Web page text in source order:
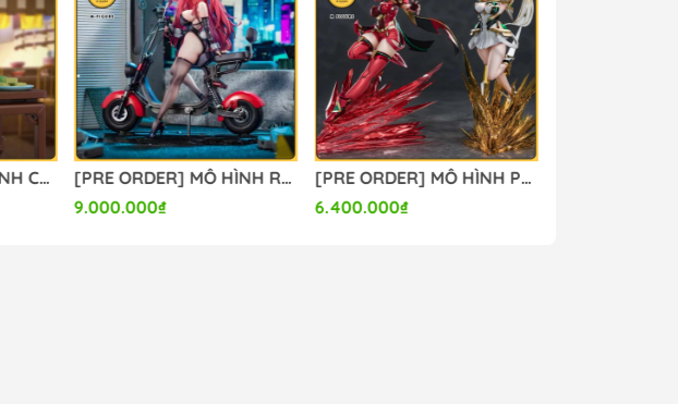
[PRE ORDER] MÔ HÌNH Chang Feng - Azur Lane (Lolikoo Studio) FIGURE CHÍNH HÃNG
[PRE ORDER] MÔ HÌNH Red Hood - Goddess of Victory: Nikke (ACGN 02 Studio) FIGURE CHÍNH HÃNG
9.000.000₫
[PRE ORDER] MÔ HÌNH Pyra & Mythra - Xenoblade Chronicles 2 (MengYaXiang Studio) FIGURE CHÍNH HÃNG
6.400.000₫